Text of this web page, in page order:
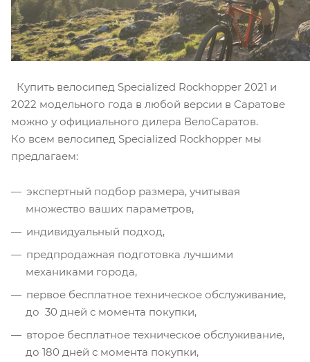
Купить велосипед Specialized Rockhopper 2021 и
2022 модельного года в любой версии в Саратове
можно у официального дилера ВелоСаратов.
Ко всем велосипед Specialized Rockhopper мы
предлагаем:
экспертный подбор размера, учитывая
множество ваших параметров,
индивидуальный подход,
предпродажная подготовка лучшими
механиками города,
первое бесплатное техническое обслуживание,
до 30 дней с момента покупки,
второе бесплатное техническое обслуживание,
до 180 дней с момента покупки,